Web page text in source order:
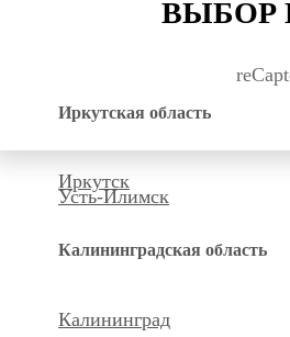
ВЫБОР
Иркутская область
Иркутск
Усть-Илимск
Калининградская область
Калининград